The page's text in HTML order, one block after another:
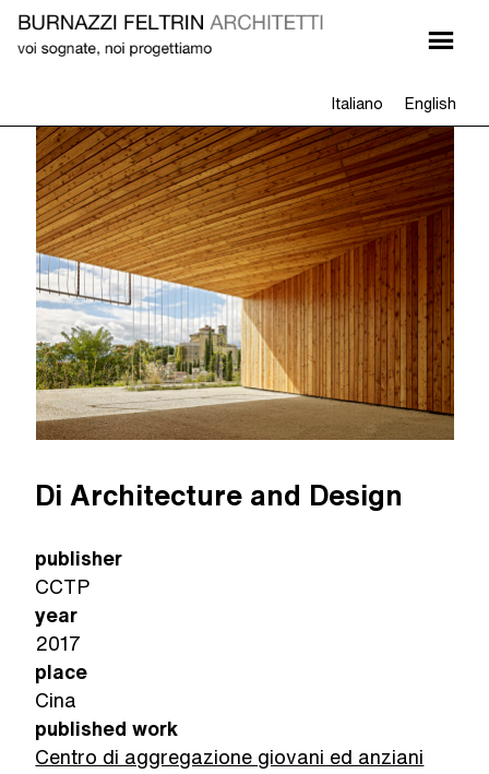
Italiano English
Di Architecture and Design
publisher
CCTP
year
2017
place
Cina
published work
Centro di aggregazione giovani ed anziani